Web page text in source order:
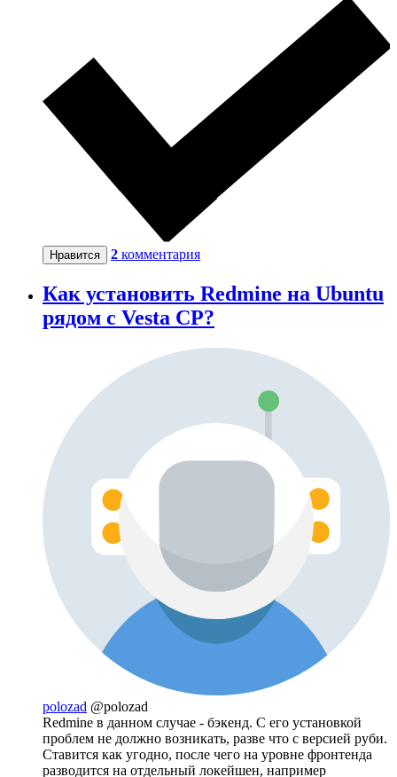
Нравится 2 комментария
Как установить Redmine на Ubuntu
рядом c Vesta CP?
polozad @polozad
Redmine в данном случае - бэкенд. С его установкой
проблем не должно возникать, разве что с версией руби.
Ставится как угодно, после чего на уровне фронтенда
разводится на отдельный локейшен, например